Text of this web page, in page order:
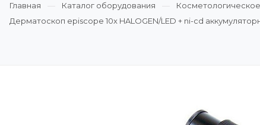
Главная Каталог оборудования
Дерматоскоп episcope 10x HALOGEN/LED + ni-cd